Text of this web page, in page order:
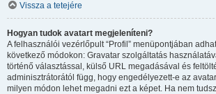
Vissza a tetejére
Hogyan tudok avatart megjeleníteni?
A felhasználói vezérlőpult “Profil” menüpontjában
következő módokon: Gravatar szolgáltatás
történő választással, külső URL megadásával és
adminisztrátorától függ, hogy engedélyezett-e az
milyen módon lehet megadni ezt a képet. Ha nem